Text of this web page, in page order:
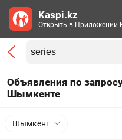
Объявления по
Шымкенте
Шымкент
Kaspi.kz
Открыть в Приложении